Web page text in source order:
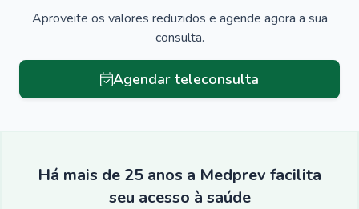
Aproveite os valores reduzidos e agende agora a sua
consulta.
Agendar teleconsulta
Há mais de 25 anos a Medprev facilita
seu acesso à saúde